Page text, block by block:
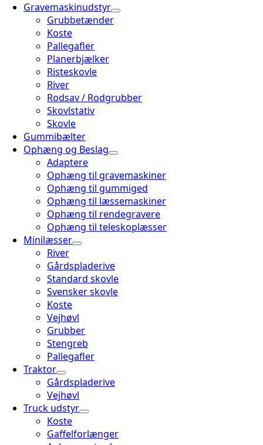
Gravemaskinudstyr
Grubbetænder
Koste
Pallegafler
Planerbjælker
Risteskovle
River
Rodsav / Rodgrubber
Skovlstativ
Skovle
Gummibælter
Ophæng og Beslag
Adaptere
Ophæng til gravemaskiner
Ophæng til gummiged
Ophæng til læssemaskiner
Ophæng til rendegravere
Ophæng til teleskoplæsser
Minilæsser
River
Gårdspladerive
Standard skovle
Svensker skovle
Koste
Vejhøvl
Grubber
Stengreb
Pallegafler
Traktor
Gårdspladerive
Vejhøvl
Truck udstyr
Koste
Gaffelforlænger